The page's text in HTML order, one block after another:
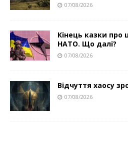
07/08/2026
Кінець казки
НАТО. Що далі?
07/08/2026
Відчуття хаосу
07/08/2026